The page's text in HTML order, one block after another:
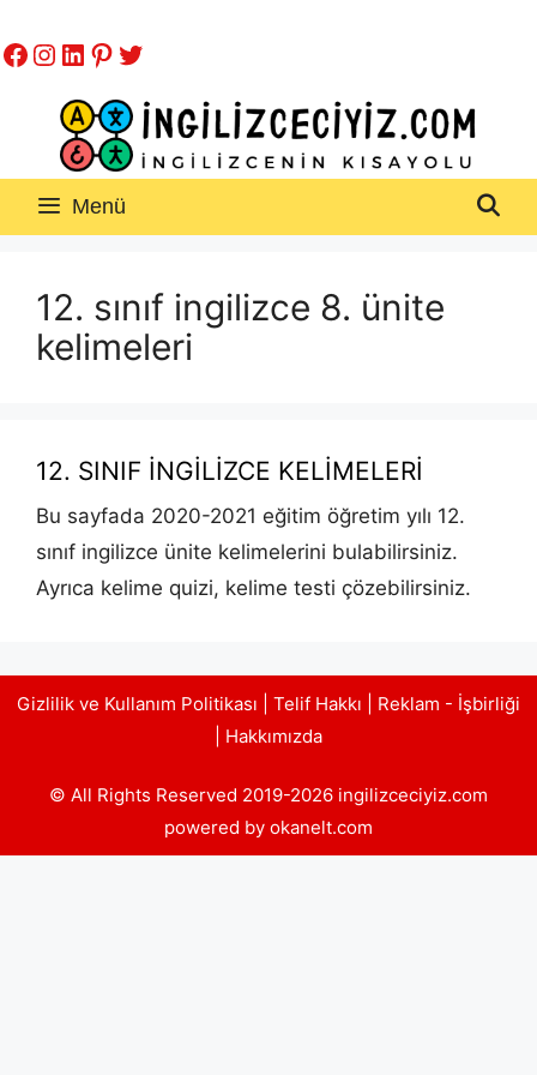
atla
Facebook
Instagram
LinkedIn
Pinterest
Twitter
Menü
12. sınıf ingilizce 8. ünite
kelimeleri
12. SINIF İNGİLİZCE KELİMELERİ
Bu sayfada 2020-2021 eğitim öğretim yılı 12.
sınıf ingilizce ünite kelimelerini bulabilirsiniz.
Ayrıca kelime quizi, kelime testi çözebilirsiniz.
Gizlilik ve Kullanım Politikası Telif Hakkı
Reklam - İşbirliği
Hakkımızda
© All Rights Reserved 2019-2026 ingilizceciyiz.com
powered by okanelt.com